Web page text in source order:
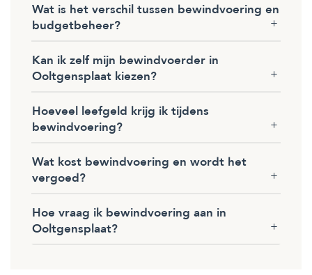
Wat is het verschil tussen bewindvoering en
budgetbeheer?
Kan ik zelf mijn bewindvoerder in
Ooltgensplaat kiezen?
Hoeveel leefgeld krijg ik tijdens
bewindvoering?
Wat kost bewindvoering en wordt het
vergoed?
Hoe vraag ik bewindvoering aan in
Ooltgensplaat?